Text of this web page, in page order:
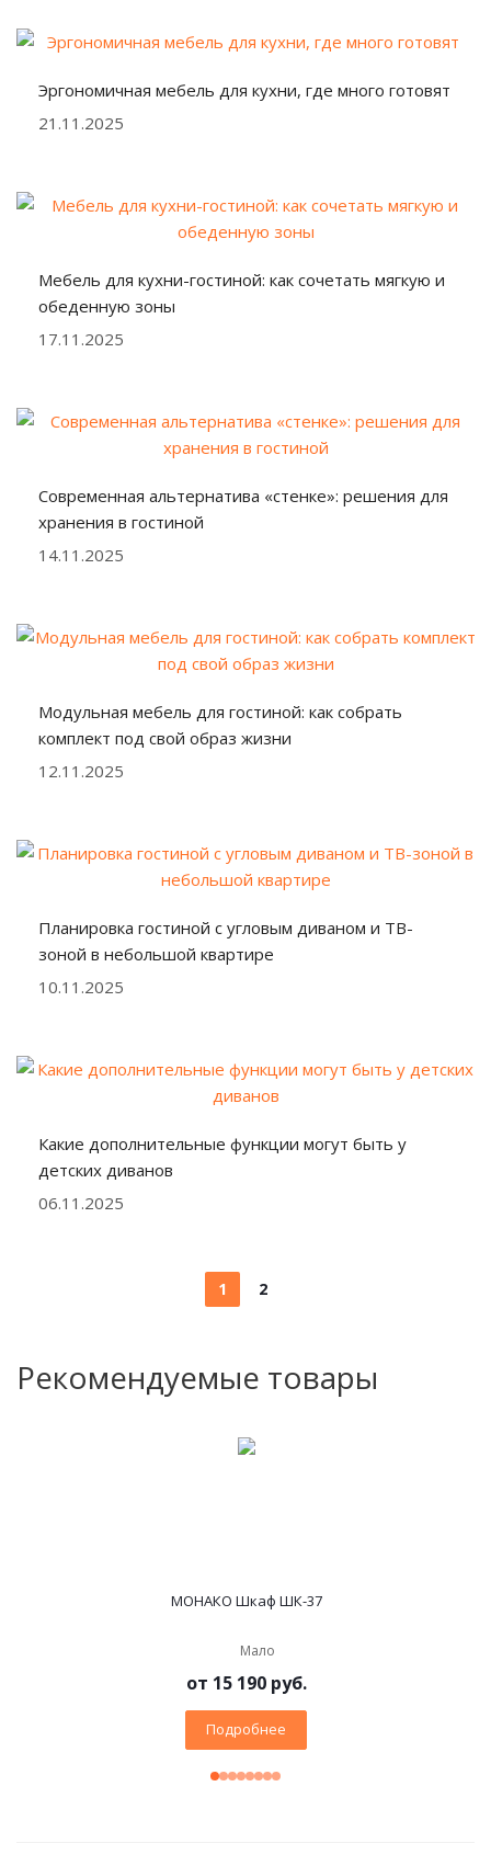
Эргономичная мебель для кухни, где много готовят
21.11.2025
Мебель для кухни-гостиной: как сочетать мягкую и
обеденную зоны
17.11.2025
Современная альтернатива «стенке»: решения для
хранения в гостиной
14.11.2025
Модульная мебель для гостиной: как собрать
комплект под свой образ жизни
12.11.2025
Планировка гостиной с угловым диваном и ТВ-
зоной в небольшой квартире
10.11.2025
Какие дополнительные функции могут быть у
детских диванов
06.11.2025
1 2
Рекомендуемые товары
МОНАКО Шкаф ШК-37
Мало
от 15 190 руб.
Подробнее